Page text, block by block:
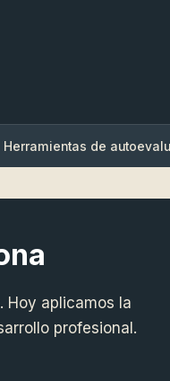
Herramientas de
Hoy aplicamos la
profesional.